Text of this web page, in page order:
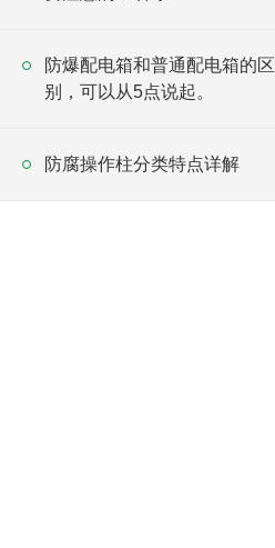
防爆配电箱和普通配电箱的区
别，可以从5点说起。
防腐操作柱分类特点详解